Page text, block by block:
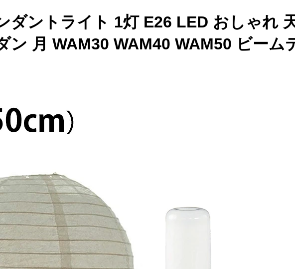
ダントライト 1灯 E26 LED おしゃれ
ン 月 WAM30 WAM40 WAM50 ビーム